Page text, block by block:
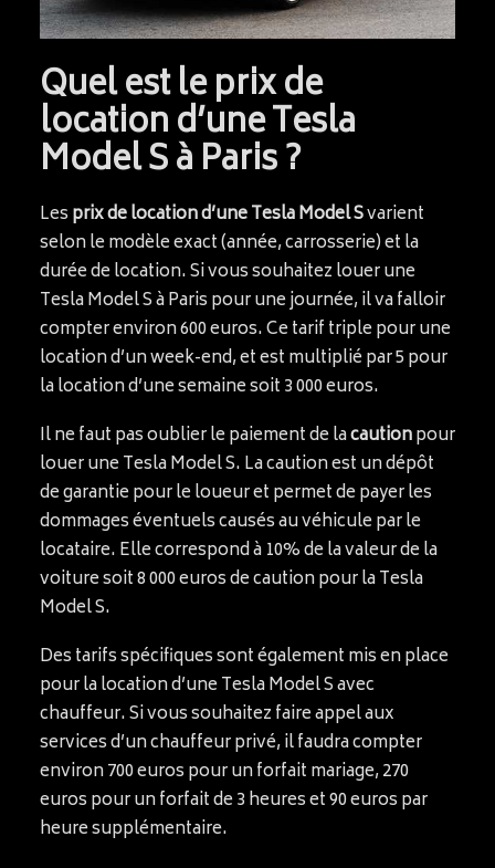
Quel est le prix de
location d’une Tesla
Model S à Paris ?
Lesprix de location d’une Tesla Model Svarient
selon le modèle exact (année, carrosserie) et la
durée de location. Si vous souhaitez louer une
Tesla Model S à Paris pour une journée, il va falloir
compter environ 600 euros. Ce tarif triple pour une
location d’un week-end, et est multiplié par 5 pour
la location d’une semaine soit 3 000 euros.
Il ne faut pas oublier le paiement de lacautionpour
louer une Tesla Model S. La caution est un dépôt
de garantie pour le loueur et permet de payer les
dommages éventuels causés au véhicule par le
locataire. Elle correspond à 10% de la valeur de la
voiture soit 8 000 euros de caution pour la Tesla
Model S.
Des tarifs spécifiques sont également mis en place
pour la location d’une Tesla Model S avec
chauffeur. Si vous souhaitez faire appel aux
services d’un chauffeur privé, il faudra compter
environ 700 euros pour un forfait mariage, 270
euros pour un forfait de 3 heures et 90 euros par
heure supplémentaire.